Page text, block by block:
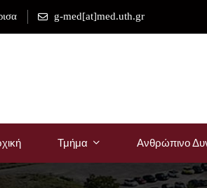
g-med[at]med.uth.gr
Τμήμα Ανθρώπινο